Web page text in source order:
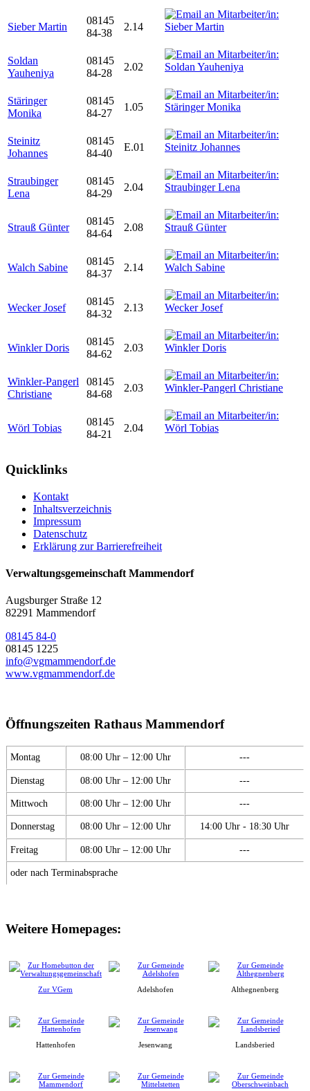
Sieber Martin
08145
84-38
2.14
Soldan
Yauheniya
08145
84-28
2.02
Stäringer
Monika
08145
84-27
1.05
Steinitz
Johannes
08145
84-40
E.01
Straubinger
Lena
08145
84-29
2.04
Strauß Günter
08145
84-64
2.08
Walch Sabine
08145
84-37
2.14
Wecker Josef
08145
84-32
2.13
Winkler Doris
08145
84-62
2.03
Winkler-Pangerl
Christiane
08145
84-68
2.03
Wörl Tobias
08145
84-21
2.04
Quicklinks
Kontakt
Inhaltsverzeichnis
Impressum
Datenschutz
Erklärung zur Barrierefreiheit
Verwaltungsgemeinschaft Mammendorf
Augsburger Straße 12
82291 Mammendorf
08145 84-0
08145 1225
info@vgmammendorf.de
www.vgmammendorf.de
Öffnungszeiten Rathaus Mammendorf
Montag 08:00 Uhr – 12:00 Uhr ---
Dienstag 08:00 Uhr – 12:00 Uhr ---
Mittwoch 08:00 Uhr – 12:00 Uhr ---
Donnerstag 08:00 Uhr – 12:00 Uhr 14:00 Uhr - 18:30 Uhr
Freitag 08:00 Uhr – 12:00 Uhr ---
oder nach Terminabsprache
Weitere Homepages:
Zur VGem Adelshofen Althegnenberg
Hattenhofen Jesenwang Landsberied